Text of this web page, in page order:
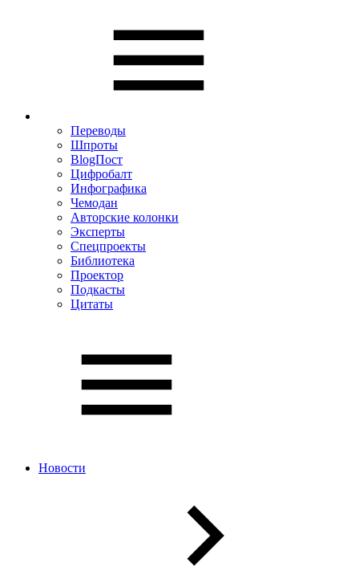
Переводы
Шпроты
BlogПост
Цифробалт
Инфографика
Чемодан
Авторские колонки
Эксперты
Спецпроекты
Библиотека
Проектор
Подкасты
Цитаты
Новости